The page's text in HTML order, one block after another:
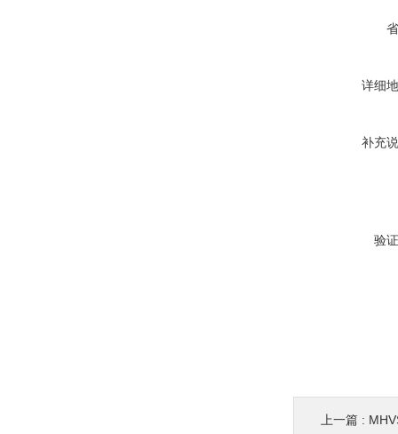
详细
补充
验
上一篇 :